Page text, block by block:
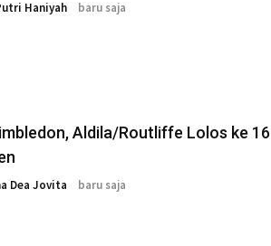
Haniyah baru saja
Aldila/Routliffe Lolos ke 16
Dea Jovita baru saja